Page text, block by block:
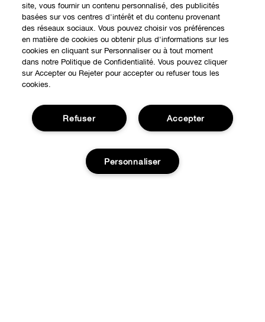
Expérience en ligne
site, vous fournir un contenu personnalisé, des publicités
basées sur vos centres d'intérêt et du contenu provenant
des réseaux sociaux. Vous pouvez choisir vos préférences
en matière de cookies ou obtenir plus d'informations sur les
cookies en cliquant sur Personnaliser ou à tout moment
dans notre Politique de Confidentialité. Vous pouvez cliquer
sur Accepter ou Rejeter pour accepter ou refuser tous les
cookies.
Accepter
Refuser
Personnaliser